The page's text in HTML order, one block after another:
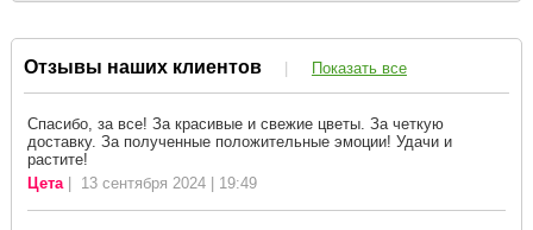
Отзывы наших клиентов | Показать все
Спасибо, за все! За красивые и свежие цветы. За четкую
доставку. За полученные положительные эмоции! Удачи и
растите!
Цета| 13 сентября 2024 | 19:49